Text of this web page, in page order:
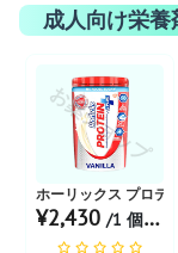
成人向け栄養
お薬ショップ
ホーリックス プロテ
¥2,430 /1 個 あたり